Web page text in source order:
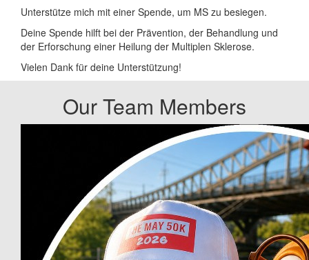
Unterstütze mich mit einer Spende, um MS zu besiegen.
Deine Spende hilft bei der Prävention, der Behandlung und
der Erforschung einer Heilung der Multiplen Sklerose.
Vielen Dank für deine Unterstützung!
Our Team Members